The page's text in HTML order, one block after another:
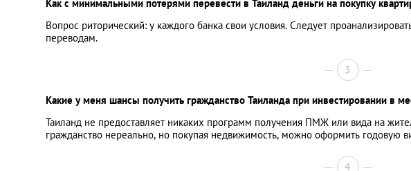
Как с минимальными потерями перевести в Таиланд деньги на покупку
Вопрос риторический: у каждого банка свои условия. Следует
переводам.
3
Какие у меня шансы получить гражданство Таиланда при инвестировании в
Таиланд не предоставляет никаких программ получения ПМЖ или вида на
гражданство нереально, но покупая недвижимость, можно оформить годовую
4